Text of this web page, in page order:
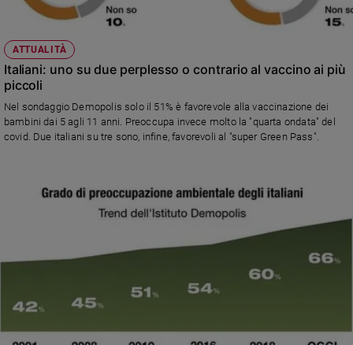
ATTUALITÀ
Italiani: uno su due perplesso o contrario al vaccino ai più
piccoli
Nel sondaggio Demopolis solo il 51% è favorevole alla vaccinazione dei
bambini dai 5 agli 11 anni. Preoccupa invece molto la "quarta ondata" del
covid. Due italiani su tre sono, infine, favorevoli al "super Green Pass".